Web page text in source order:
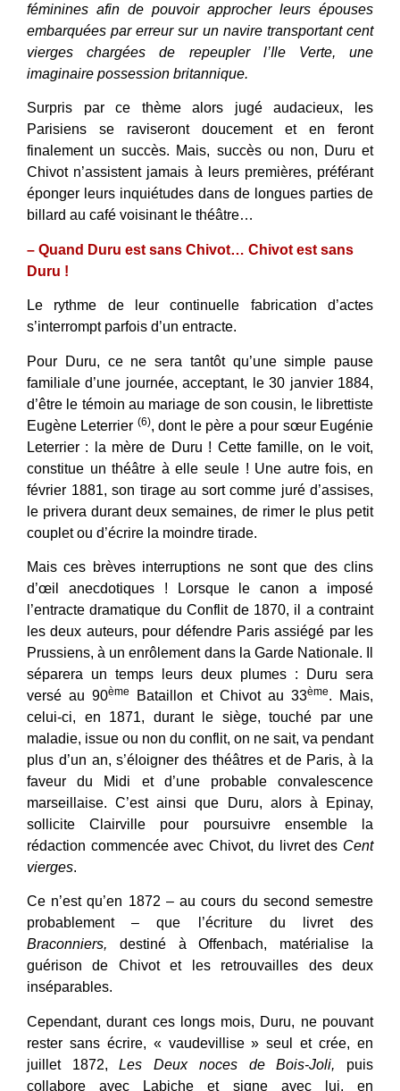
féminines afin de pouvoir approcher leurs épouses
embarquées par erreur sur un navire transportant cent
vierges chargées de repeupler l’Ile Verte, une
imaginaire possession britannique.
Surpris par ce thème alors jugé audacieux, les
Parisiens se raviseront doucement et en feront
finalement un succès. Mais, succès ou non, Duru et
Chivot n’assistent jamais à leurs premières, préférant
éponger leurs inquiétudes dans de longues parties de
billard au café voisinant le théâtre…
– Quand Duru est sans Chivot… Chivot est sans
Duru !
Le rythme de leur continuelle fabrication d’actes
s’interrompt parfois d’un entracte.
Pour Duru, ce ne sera tantôt qu’une simple pause
familiale d’une journée, acceptant, le 30 janvier 1884,
d’être le témoin au mariage de son cousin, le librettiste
Eugène Leterrier (6), dont le père a pour sœur Eugénie
Leterrier : la mère de Duru ! Cette famille, on le voit,
constitue un théâtre à elle seule ! Une autre fois, en
février 1881, son tirage au sort comme juré d’assises,
le privera durant deux semaines, de rimer le plus petit
couplet ou d’écrire la moindre tirade.
Mais ces brèves interruptions ne sont que des clins
d’œil anecdotiques ! Lorsque le canon a imposé
l’entracte dramatique du Conflit de 1870, il a contraint
les deux auteurs, pour défendre Paris assiégé par les
Prussiens, à un enrôlement dans la Garde Nationale. Il
séparera un temps leurs deux plumes : Duru sera
versé au 90ème Bataillon et Chivot au 33ème. Mais,
celui-ci, en 1871, durant le siège, touché par une
maladie, issue ou non du conflit, on ne sait, va pendant
plus d’un an, s’éloigner des théâtres et de Paris, à la
faveur du Midi et d’une probable convalescence
marseillaise. C’est ainsi que Duru, alors à Epinay,
sollicite Clairville pour poursuivre ensemble la
rédaction commencée avec Chivot, du livret des Cent
vierges.
Ce n’est qu’en 1872 – au cours du second semestre
probablement – que l’écriture du livret des
Braconniers, destiné à Offenbach, matérialise la
guérison de Chivot et les retrouvailles des deux
inséparables.
Cependant, durant ces longs mois, Duru, ne pouvant
rester sans écrire, « vaudevillise » seul et crée, en
juillet 1872,Les Deux noces de Bois-Joli, puis
collabore avec Labiche et signe avec lui, en